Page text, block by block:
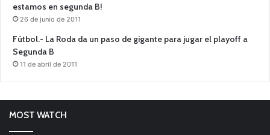
estamos en segunda B!
26 de junio de 2011
Fútbol.- La Roda da un paso de gigante para jugar el playoff a
Segunda B
11 de abril de 2011
MOST WATCH